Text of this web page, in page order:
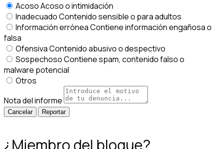
AcosoAcoso o intimidación
InadecuadoContenido sensible o para adultos
Información erróneaContiene información engañosa o
falsa
OfensivaContenido abusivo o despectivo
SospechosoContiene spam, contenido falso o
malware potencial
Otros
Nota del informe
Reportar
¿Miembro del bloque?